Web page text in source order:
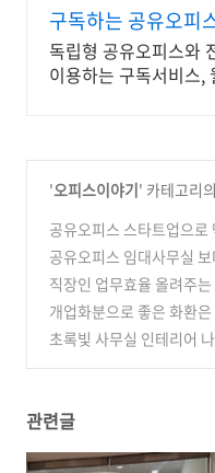
구독하는 공유오피
스 입주시 전지점무
독립형 공유오피스와
이용하는 구독서비스,
'오피스이야기' 카테고리
공유오피스 스타트업으
(0)
공유오피스 임대사무실
직장인 업무효율 올려주
법
(0)
개업화분으로 좋은 화환
초록빛 사무실 인테리어
관련글